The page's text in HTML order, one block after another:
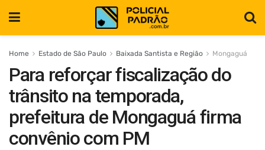
Home Estado de São Paulo Baixada Santista e Região Mongaguá
Para reforçar fiscalização do
trânsito na temporada,
prefeitura de Mongaguá firma
convênio com PM